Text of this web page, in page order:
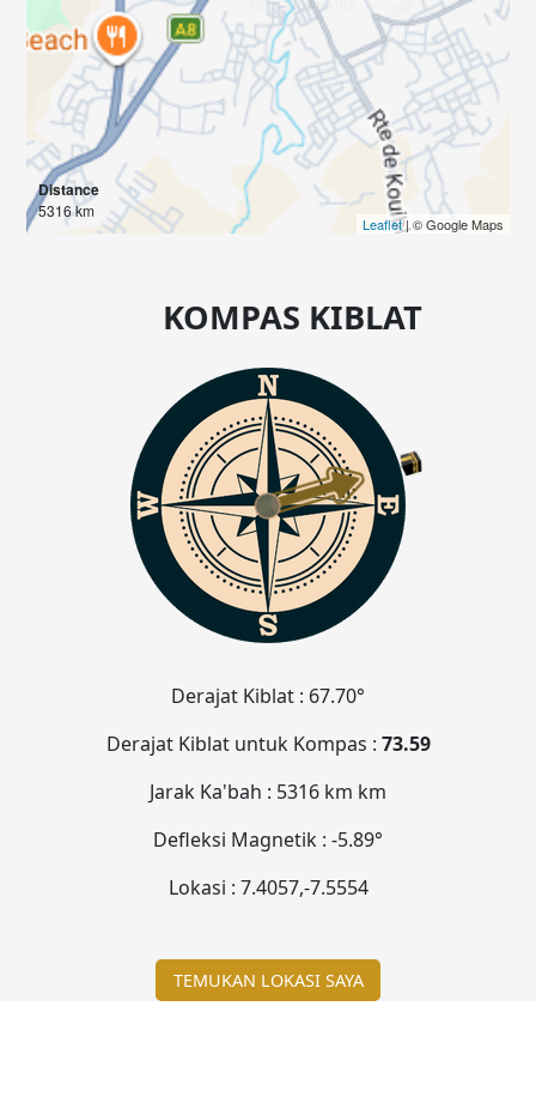
Distance
5316 km
Leaflet| © Google Maps
KOMPAS KIBLAT
Derajat Kiblat : 67.70°
Derajat Kiblat untuk Kompas : 73.59
Jarak Ka'bah : 5316 km km
Defleksi Magnetik : -5.89°
Lokasi : 7.4057,-7.5554
TEMUKAN LOKASI SAYA